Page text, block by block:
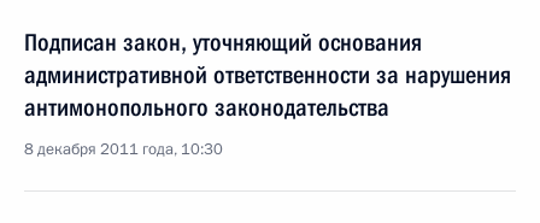
Подписан закон, уточняющий основания
административной ответственности за нарушения
антимонопольного законодательства
8 декабря 2011 года, 10:30